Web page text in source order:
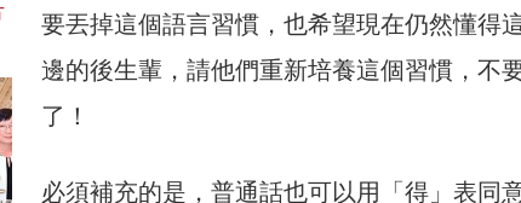
要丟掉這個語言習慣，也希望現在仍然懂得
邊的後生輩，請他們重新培養這個習慣，不
了！
必須補充的是，普通話也可以用「得」表同